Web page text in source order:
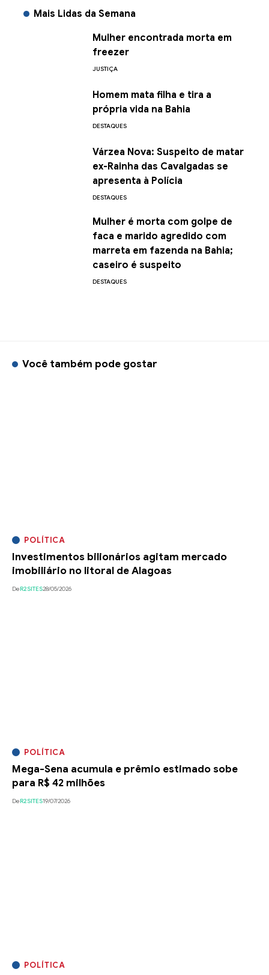
Mais Lidas da Semana
Mulher encontrada morta em
freezer
JUSTIÇA
Homem mata filha e tira a
própria vida na Bahia
DESTAQUES
Várzea Nova: Suspeito de matar
ex-Rainha das Cavalgadas se
apresenta à Polícia
DESTAQUES
Mulher é morta com golpe de
faca e marido agredido com
marreta em fazenda na Bahia;
caseiro é suspeito
DESTAQUES
Você também pode gostar
POLÍTICA
Investimentos bilionários agitam mercado
imobiliário no litoral de Alagoas
DeR2SITES28/05/2026
POLÍTICA
Mega-Sena acumula e prêmio estimado sobe
para R$ 42 milhões
DeR2SITES19/07/2026
POLÍTICA